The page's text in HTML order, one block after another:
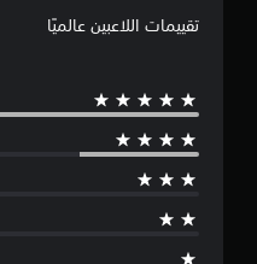
تقييمات اللاعبين عالميًا